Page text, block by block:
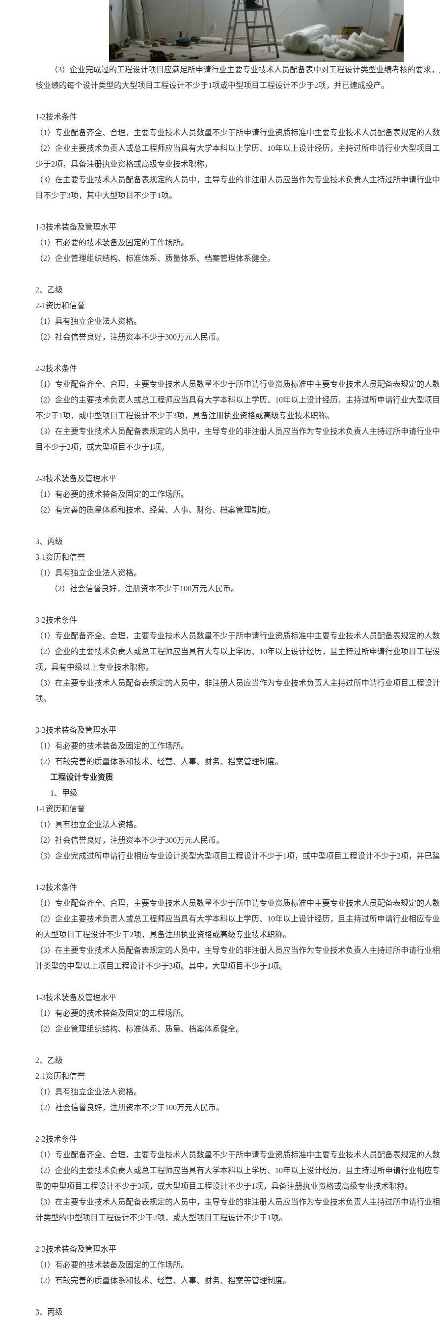
（3）企业完成过的工程设计项目应满足所申请行业主要专业技术人员配备表中对工程设计类型业绩考核的要求
核业绩的每个设计类型的大型项目工程设计不少于1项或中型项目工程设计不少于2项，并已建成投产。
1-2技术条件
（1）专业配备齐全、合理，主要专业技术人员数量不少于所申请行业资质标准中主要专业技术人员配备表规定的人数
（2）企业主要技术负责人或总工程师应当具有大学本科以上学历、10年以上设计经历，主持过所申请行业大型项目
少于2项，具备注册执业资格或高级专业技术职称。
（3）在主要专业技术人员配备表规定的人员中，主导专业的非注册人员应当作为专业技术负责人主持过所申请行业
目不少于3项，其中大型项目不少于1项。
1-3技术装备及管理水平
（1）有必要的技术装备及固定的工作场所。
（2）企业管理组织结构、标准体系、质量体系、档案管理体系健全。
2、乙级
2-1资历和信誉
（1）具有独立企业法人资格。
（2）社会信誉良好，注册资本不少于300万元人民币。
2-2技术条件
（1）专业配备齐全、合理，主要专业技术人员数量不少于所申请行业资质标准中主要专业技术人员配备表规定的人数
（2）企业的主要技术负责人或总工程师应当具有大学本科以上学历、10年以上设计经历，主持过所申请行业大型项
不少于1项，或中型项目工程设计不少于3项，具备注册执业资格或高级专业技术职称。
（3）在主要专业技术人员配备表规定的人员中，主导专业的非注册人员应当作为专业技术负责人主持过所申请行业
目不少于2项，或大型项目不少于1项。
2-3技术装备及管理水平
（1）有必要的技术装备及固定的工作场所。
（2）有完善的质量体系和技术、经营、人事、财务、档案管理制度。
3、丙级
3-1资历和信誉
（1）具有独立企业法人资格。
（2）社会信誉良好，注册资本不少于100万元人民币。
3-2技术条件
（1）专业配备齐全、合理，主要专业技术人员数量不少于所申请行业资质标准中主要专业技术人员配备表规定的人数
（2）企业的主要技术负责人或总工程师应当具有大专以上学历、10年以上设计经历，且主持过所申请行业项目工程
项，具有中级以上专业技术职称。
（3）在主要专业技术人员配备表规定的人员中，非注册人员应当作为专业技术负责人主持过所申请行业项目工程设
项。
3-3技术装备及管理水平
（1）有必要的技术装备及固定的工作场所。
（2）有较完善的质量体系和技术、经营、人事、财务、档案管理制度。
工程设计专业资质
1、甲级
1-1资历和信誉
（1）具有独立企业法人资格。
（2）社会信誉良好，注册资本不少于300万元人民币。
（3）企业完成过所申请行业相应专业设计类型大型项目工程设计不少于1项，或中型项目工程设计不少于2项，并已建
1-2技术条件
（1）专业配备齐全、合理，主要专业技术人员数量不少于所申请专业资质标准中主要专业技术人员配备表规定的人数
（2）企业主要技术负责人或总工程师应当具有大学本科以上学历、10年以上设计经历，且主持过所申请行业相应专
的大型项目工程设计不少于2项，具备注册执业资格或高级专业技术职称。
（3）在主要专业技术人员配备表规定的人员中，主导专业的非注册人员应当作为专业技术负责人主持过所申请行业
计类型的中型以上项目工程设计不少于3项。其中，大型项目不少于1项。
1-3技术装备及管理水平
（1）有必要的技术装备及固定的工程场所。
（2）企业管理组织结构、标准体系、质量、档案体系健全。
2、乙级
2-1资历和信誉
（1）具有独立企业法人资格。
（2）社会信誉良好，注册资本不少于100万元人民币。
2-2技术条件
（1）专业配备齐全、合理，主要专业技术人员数量不少于所申请专业资质标准中主要专业技术人员配备表规定的人数
（2）企业的主要技术负责人或总工程师应当具有大学本科以上学历、10年以上设计经历，且主持过所申请行业相应
型的中型项目工程设计不少于3项，或大型项目工程设计不少于1项，具备注册执业资格或高级专业技术职称。
（3）在主要专业技术人员配备表规定的人员中，主导专业的非注册人员应当作为专业技术负责人主持过所申请行业
计类型的中型项目工程设计不少于2项，或大型项目工程设计不少于1项。
2-3技术装备及管理水平
（1）有必要的技术装备及固定的工作场所。
（2）有较完善的质量体系和技术、经营、人事、财务、档案等管理制度。
3、丙级